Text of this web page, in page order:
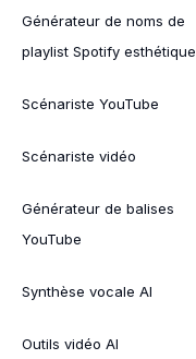
Générateur de noms de
playlist Spotify esthétique
Scénariste YouTube
Scénariste vidéo
Générateur de balises
YouTube
Synthèse vocale AI
Outils vidéo AI